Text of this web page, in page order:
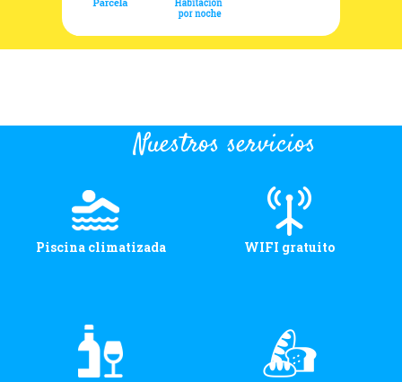
Nuestros servicios
Piscina climatizada WIFI gratuito